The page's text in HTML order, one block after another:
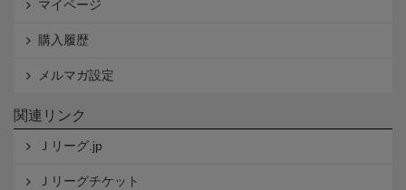
マイページ
購入履歴
メルマガ設定
関連リンク
Ｊリーグ.jp
Ｊリーグチケット